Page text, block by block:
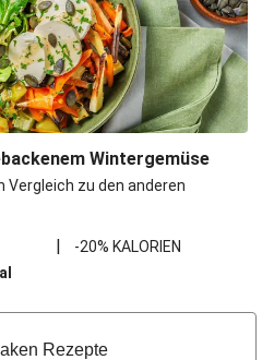
Wintergemüse
Vergleich zu den anderen
|
-20% KALORIEN
Rezepte